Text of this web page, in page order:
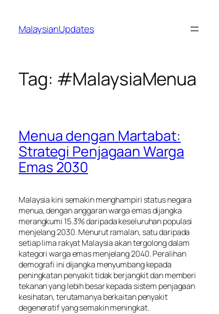
content
MalaysianUpdates
Tag: #MalaysiaMenua
Menua dengan Martabat:
Strategi Penjagaan Warga
Emas 2030
Malaysia kini semakin menghampiri status negara
menua, dengan anggaran warga emas dijangka
merangkumi 15.3% daripada keseluruhan populasi
menjelang 2030. Menurut ramalan, satu daripada
setiap lima rakyat Malaysia akan tergolong dalam
kategori warga emas menjelang 2040. Peralihan
demografi ini dijangka menyumbang kepada
peningkatan penyakit tidak berjangkit dan memberi
tekanan yang lebih besar kepada sistem penjagaan
kesihatan, terutamanya berkaitan penyakit
degeneratif yang semakin meningkat.